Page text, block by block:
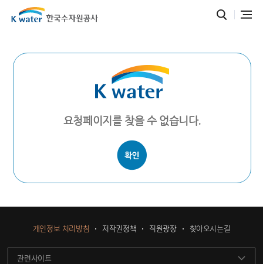
요청페이지를 찾을 수 없습니다.
개인정보 처리방침 저작권정책 직원광장 찾아오시는길
관련사이트